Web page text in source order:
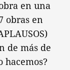
en una
obras en
de más de
hacemos?